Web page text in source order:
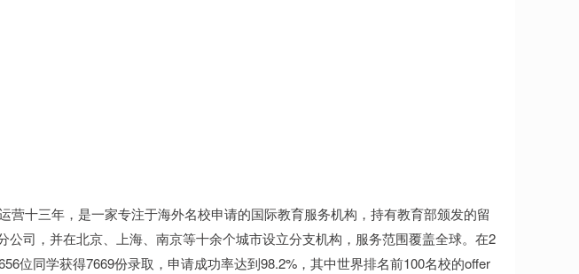
营十三年，是一家专注于海外名校申请的国际教育服务机构，持有教育部颁发的留
公司，并在北京、上海、南京等十余个城市设立分支机构，服务范围覆盖全球。在2
位同学获得7669份录取，申请成功率达到98.2%，其中世界排名前100名校的offer